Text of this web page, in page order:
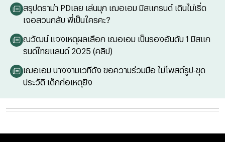
สรุปดราม่า PDเลย เล่นมุก เฌอเอม มิสแกรนด์ เดินไม่เริ่ด
เจอสวนกลับ พี่เป็นใครคะ?
ณวัฒน์ แจงเหตุผลเลือก เฌอเอม เป็นรองอันดับ 1 มิสแก
รนด์ไทยแลนด์ 2025 (คลิป)
เฌอเอม นางงามเวทีดัง ขอความร่วมมือ ไม่โพสต์รูป-ขุด
ประวัติ เด็กก่อเหตุยิง